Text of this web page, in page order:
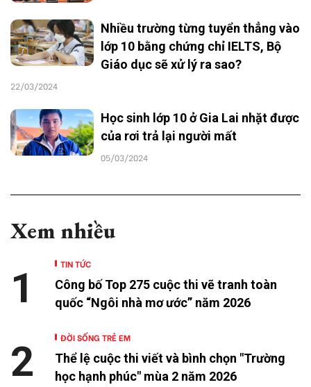
Nhiều trường từng tuyển thẳng vào
lớp 10 bằng chứng chỉ IELTS, Bộ
Giáo dục sẽ xử lý ra sao?
22/03/2024
Học sinh lớp 10 ở Gia Lai nhặt được
của rơi trả lại người mất
05/03/2024
Xem nhiều
TIN TỨC
Công bố Top 275 cuộc thi vẽ tranh toàn
quốc “Ngôi nhà mơ ước” năm 2026
1
ĐỜI SỐNG TRẺ EM
Thể lệ cuộc thi viết và bình chọn "Trường
học hạnh phúc" mùa 2 năm 2026
2